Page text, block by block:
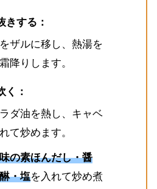
きする：
ザルに移し、熱湯を
降りします。
く：
ダ油を熱し、キャベ
て炒めます。
味の素ほんだし・醤
・塩を入れて炒め煮